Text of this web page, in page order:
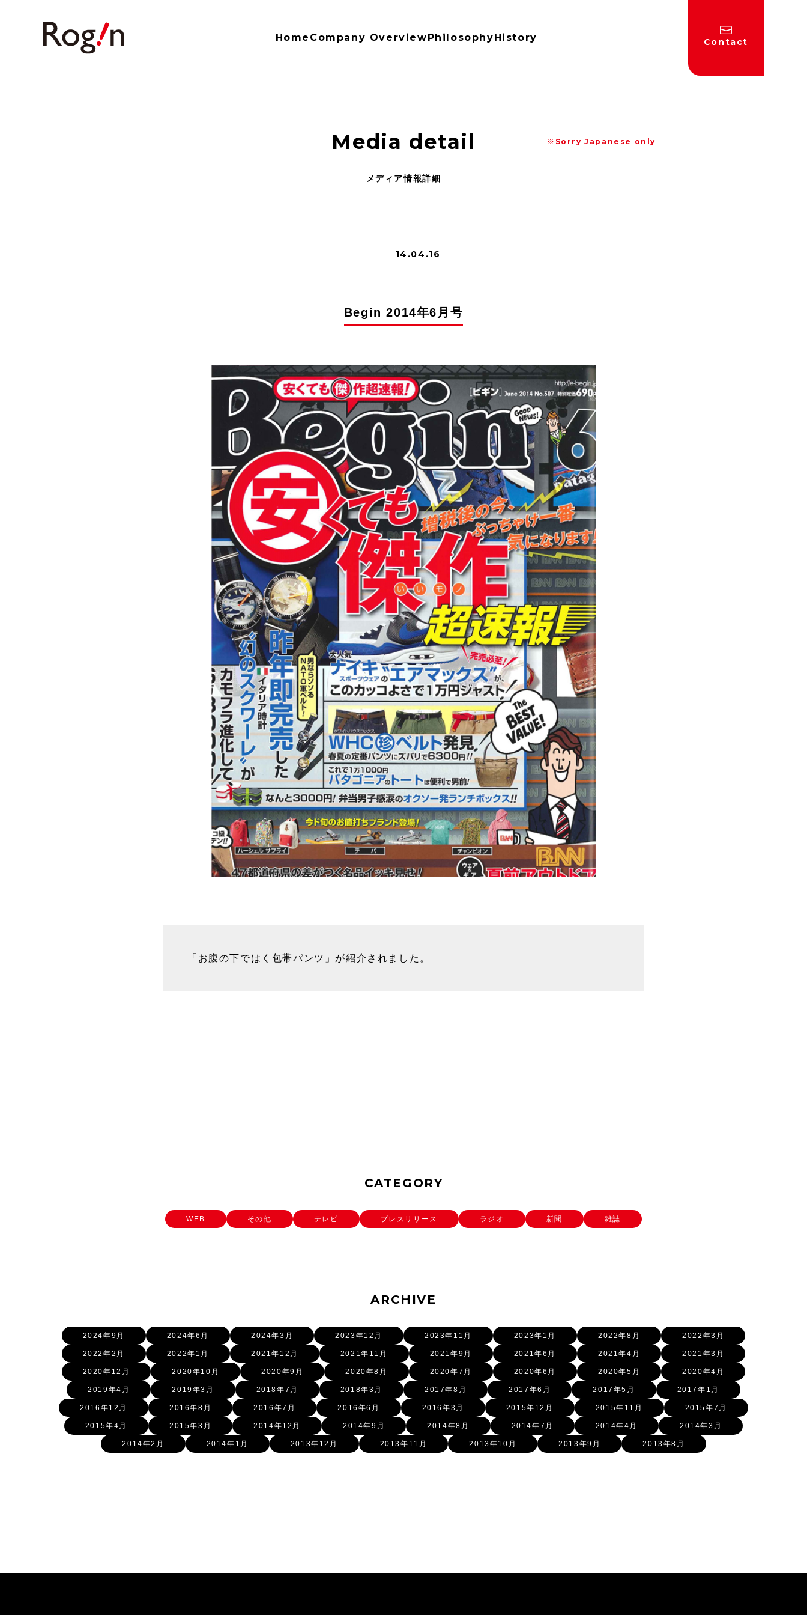
Home Company OverviewPhilosophyHistory Contact
Media detail ※Sorry Japanese only
メディア情報詳細
14.04.16
Begin 2014年6月号
「お腹の下ではく包帯パンツ」が紹介されました。
CATEGORY
WEB その他 テレビ プレスリリース ラジオ 新聞 雑誌
ARCHIVE
2024年9月 2024年6月 2024年3月 2023年12月 2023年11月 2023年1月 2022年8月 2022年3月
2022年2月 2022年1月 2021年12月 2021年11月 2021年9月 2021年6月 2021年4月 2021年3月
2020年12月 2020年10月 2020年9月 2020年8月 2020年7月 2020年6月 2020年5月 2020年4月
2019年4月 2019年3月 2018年7月 2018年3月 2017年8月 2017年6月 2017年5月 2017年1月
2016年12月 2016年8月 2016年7月 2016年6月 2016年3月 2015年12月 2015年11月 2015年7月
2015年4月 2015年3月 2014年12月 2014年9月 2014年8月 2014年7月 2014年4月 2014年3月
2014年2月 2014年1月 2013年12月 2013年11月 2013年10月 2013年9月 2013年8月